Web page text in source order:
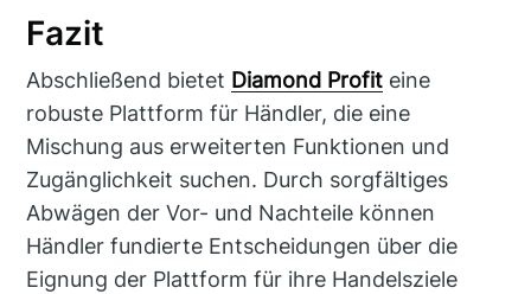
Fazit
Abschließend bietet Diamond Profit eine
robuste Plattform für Händler, die eine
Mischung aus erweiterten Funktionen und
Zugänglichkeit suchen. Durch sorgfältiges
Abwägen der Vor- und Nachteile können
Händler fundierte Entscheidungen über die
Eignung der Plattform für ihre Handelsziele